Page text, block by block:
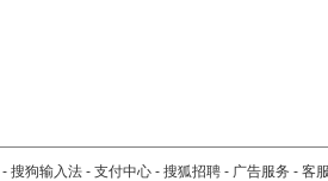
- 搜狗输入法 - 支付中心 - 搜狐招聘 - 广告服务 - 客